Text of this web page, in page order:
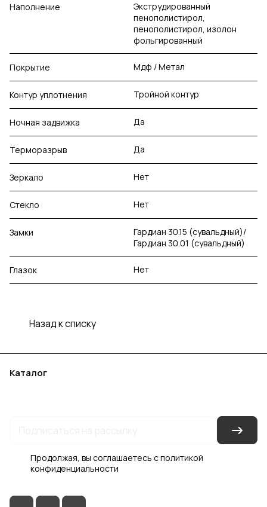
Наполнение
Экструдированный
пенополистирол,
пенополистирол, изолон
фольгированный
Покрытие Мдф / Метал
Контур уплотнения Тройной контур
Ночная задвижка Да
Терморазрыв Да
Зеркало Нет
Стекло Нет
Замки
Гардиан 30.15 (сувальдный)/
Гардиан 30.01 (сувальдный)
Глазок Нет
Назад к списку
Каталог
Продолжая, вы соглашаетесь сполитикой
конфиденциальности